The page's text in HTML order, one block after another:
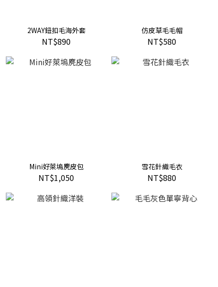
2WAY鈕扣毛海外套
NT$890
仿皮草毛毛帽
NT$580
Mini好萊塢麂皮包
NT$1,050
雪花針織毛衣
NT$880